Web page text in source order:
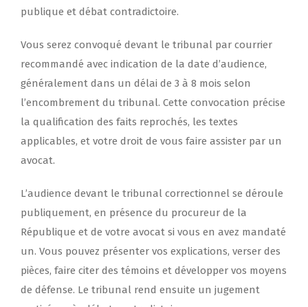
publique et débat contradictoire.
Vous serez convoqué devant le tribunal par courrier
recommandé avec indication de la date d’audience,
généralement dans un délai de 3 à 8 mois selon
l’encombrement du tribunal. Cette convocation précise
la qualification des faits reprochés, les textes
applicables, et votre droit de vous faire assister par un
avocat.
L’audience devant le tribunal correctionnel se déroule
publiquement, en présence du procureur de la
République et de votre avocat si vous en avez mandaté
un. Vous pouvez présenter vos explications, verser des
pièces, faire citer des témoins et développer vos moyens
de défense. Le tribunal rend ensuite un jugement